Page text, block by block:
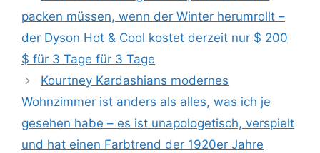
packen müssen, wenn der Winter herumrollt –
der Dyson Hot & Cool kostet derzeit nur $ 200
$ für 3 Tage für 3 Tage
Kourtney Kardashians modernes
Wohnzimmer ist anders als alles, was ich je
gesehen habe – es ist unapologetisch, verspielt
und hat einen Farbtrend der 1920er Jahre